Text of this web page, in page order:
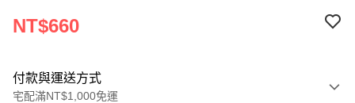
NT$660
付款與運送方式
宅配滿NT$1,000免運